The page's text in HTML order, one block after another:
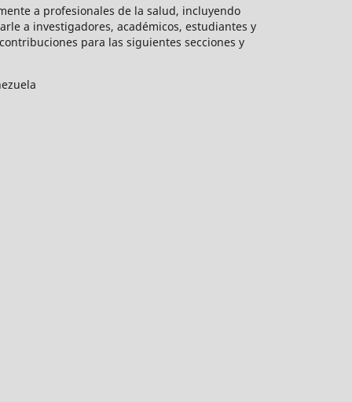
a profesionales de la salud, incluyendo
a investigadores, académicos, estudiantes y
para las siguientes secciones y